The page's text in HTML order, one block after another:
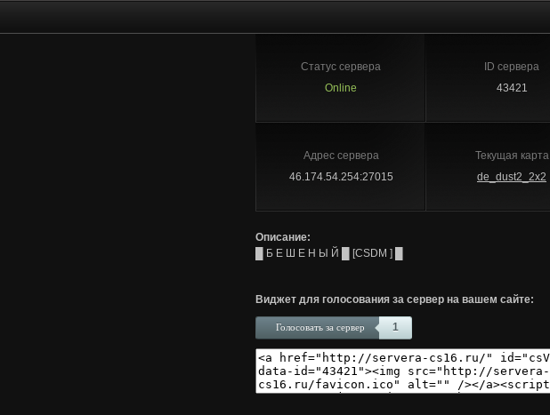
Статус сервера
Online
ID сервера
43421
Адрес сервера
46.174.54.254:27015
Текущая карта
de_dust2_2x2
Описание:
█ Б Е Ш Е Н Ы Й █ [CSDM ] █
Виджет для голосования за сервер на вашем сайте:
1
Голосовать за сервер